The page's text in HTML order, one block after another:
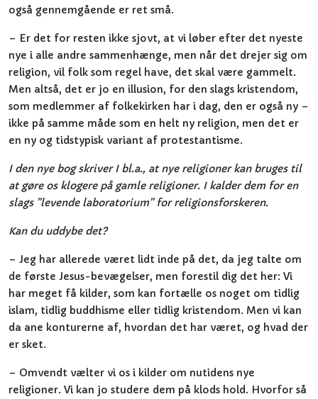
også gennemgående er ret små.
– Er det for resten ikke sjovt, at vi løber efter det nyeste
nye i alle andre sammenhænge, men når det drejer sig om
religion, vil folk som regel have, det skal være gammelt.
Men altså, det er jo en illusion, for den slags kristendom,
som medlemmer af folkekirken har i dag, den er også ny –
ikke på samme måde som en helt ny religion, men det er
en ny og tidstypisk variant af protestantisme.
I den nye bog skriver I bl.a., at nye religioner kan bruges til
at gøre os klogere på gamle religioner. I kalder dem for en
slags ”levende laboratorium” for religionsforskeren.
Kan du uddybe det?
– Jeg har allerede været lidt inde på det, da jeg talte om
de første Jesus-bevægelser, men forestil dig det her: Vi
har meget få kilder, som kan fortælle os noget om tidlig
islam, tidlig buddhisme eller tidlig kristendom. Men vi kan
da ane konturerne af, hvordan det har været, og hvad der
er sket.
– Omvendt vælter vi os i kilder om nutidens nye
religioner. Vi kan jo studere dem på klods hold. Hvorfor så